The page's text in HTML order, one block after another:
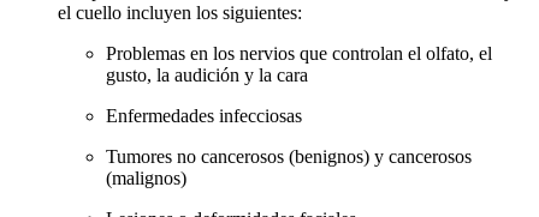
el cuello incluyen los siguientes:
Problemas en los nervios que controlan el olfato, el
gusto, la audición y la cara
Enfermedades infecciosas
Tumores no cancerosos (benignos) y cancerosos
(malignos)